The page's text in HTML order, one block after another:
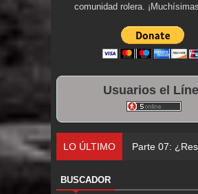
comunidad rolera.
Usuarios el
LO ÚLTIMO Parte 07:
BUSCADOR